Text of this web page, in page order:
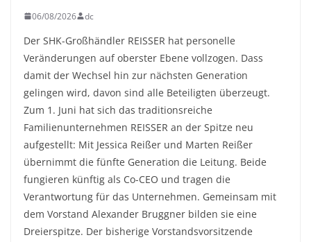
06/08/2026 dc
Der SHK-Großhändler REISSER hat personelle
Veränderungen auf oberster Ebene vollzogen. Dass
damit der Wechsel hin zur nächsten Generation
gelingen wird, davon sind alle Beteiligten überzeugt.
Zum 1. Juni hat sich das traditionsreiche
Familienunternehmen REISSER an der Spitze neu
aufgestellt: Mit Jessica Reißer und Marten Reißer
übernimmt die fünfte Generation die Leitung. Beide
fungieren künftig als Co-CEO und tragen die
Verantwortung für das Unternehmen. Gemeinsam mit
dem Vorstand Alexander Bruggner bilden sie eine
Dreierspitze. Der bisherige Vorstandsvorsitzende